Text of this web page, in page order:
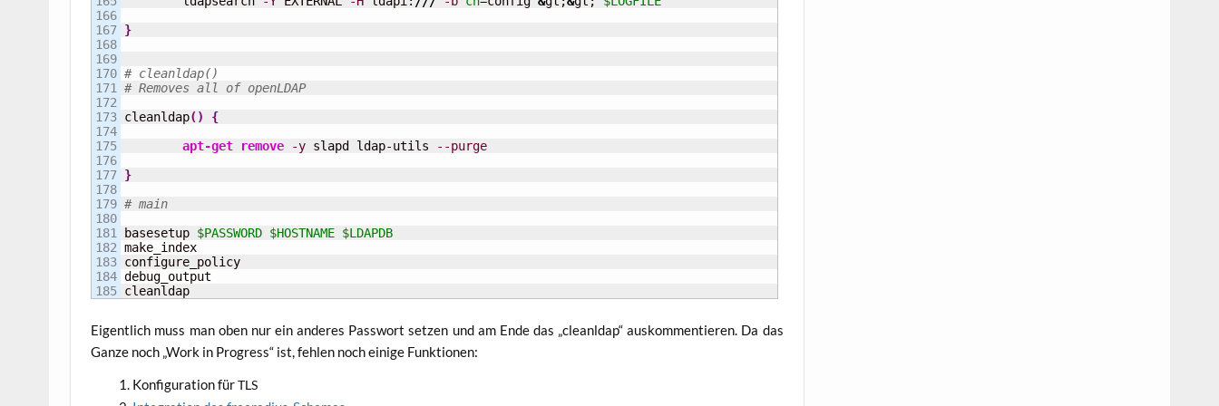
166
167
168
169
170
171
172
173
174
175
176
177
178
179
180
181
182
183
184
}
# cleanldap()
# Removes all of openLDAP
cleanldap( )
{
apt-get remove
-y slapd ldap-utils
--purge
}
# main
basesetup $PASSWORD $HOSTNAME $LDAPDB
make_index
configure_policy
debug_output
cleanldap
Eigent­lich muss man oben nur ein ande­res Pass­wort set­zen und am Ende das „cle­anldap“ aus­kom­men­tie­ren. Da das
Gan­ze noch „Work in Pro­gress“ ist, feh­len noch eini­ge Funktionen:
Kon­fi­gu­ra­ti­on fürTLS